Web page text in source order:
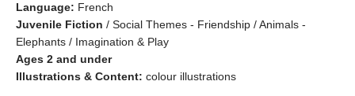
Language: French
Juvenile Fiction / Social Themes - Friendship / Animals -
Elephants / Imagination & Play
Ages 2 and under
Illustrations & Content: colour illustrations